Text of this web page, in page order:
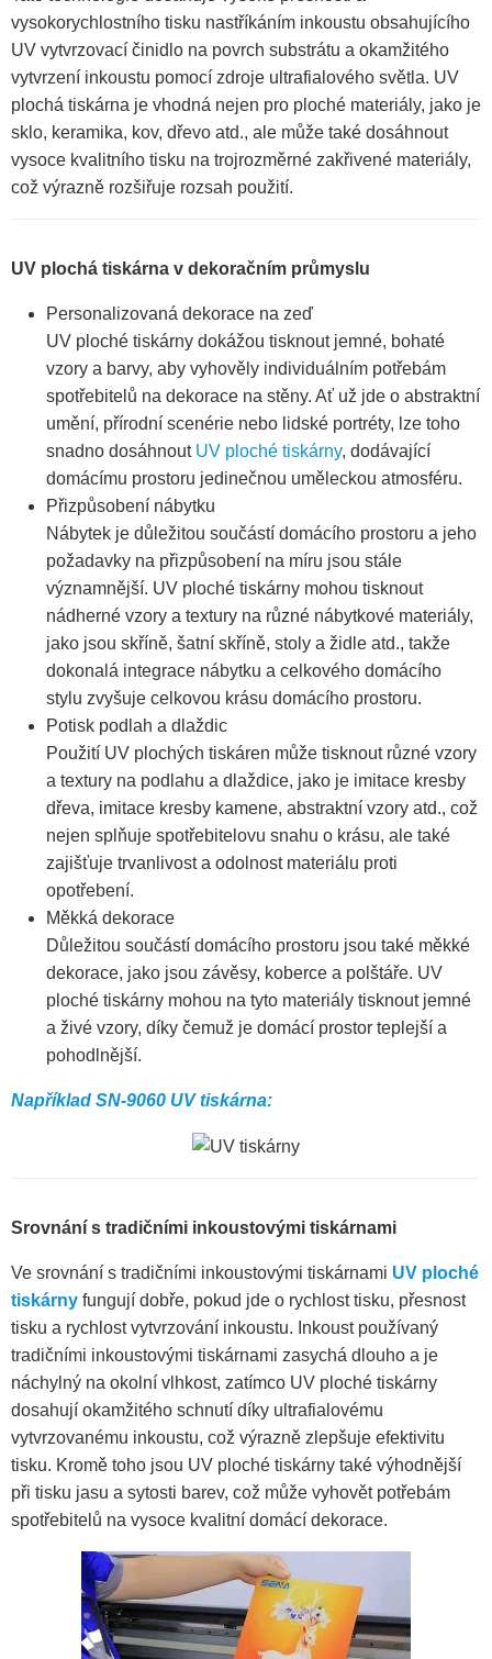
vysokorychlostního tisku nastříkáním inkoustu obsahujícího
UV vytvrzovací činidlo na povrch substrátu a okamžitého
vytvrzení inkoustu pomocí zdroje ultrafialového světla. UV
plochá tiskárna je vhodná nejen pro ploché materiály, jako je
sklo, keramika, kov, dřevo atd., ale může také dosáhnout
vysoce kvalitního tisku na trojrozměrné zakřivené materiály,
což výrazně rozšiřuje rozsah použití.
UV plochá tiskárna v dekoračním průmyslu
Personalizovaná dekorace na zeď
UV ploché tiskárny dokážou tisknout jemné, bohaté
vzory a barvy, aby vyhověly individuálním potřebám
spotřebitelů na dekorace na stěny. Ať už jde o abstraktní
umění, přírodní scenérie nebo lidské portréty, lze toho
snadno dosáhnout UV ploché tiskárny, dodávající
domácímu prostoru jedinečnou uměleckou atmosféru.
Přizpůsobení nábytku
Nábytek je důležitou součástí domácího prostoru a jeho
požadavky na přizpůsobení na míru jsou stále
významnější. UV ploché tiskárny mohou tisknout
nádherné vzory a textury na různé nábytkové materiály,
jako jsou skříně, šatní skříně, stoly a židle atd., takže
dokonalá integrace nábytku a celkového domácího
stylu zvyšuje celkovou krásu domácího prostoru.
Potisk podlah a dlaždic
Použití UV plochých tiskáren může tisknout různé vzory
a textury na podlahu a dlaždice, jako je imitace kresby
dřeva, imitace kresby kamene, abstraktní vzory atd., což
nejen splňuje spotřebitelovu snahu o krásu, ale také
zajišťuje trvanlivost a odolnost materiálu proti
opotřebení.
Měkká dekorace
Důležitou součástí domácího prostoru jsou také měkké
dekorace, jako jsou závěsy, koberce a polštáře. UV
ploché tiskárny mohou na tyto materiály tisknout jemné
a živé vzory, díky čemuž je domácí prostor teplejší a
pohodlnější.
Například SN-9060 UV tiskárna:
Srovnání s tradičními inkoustovými tiskárnami
Ve srovnání s tradičními inkoustovými tiskárnami UV ploché
tiskárny fungují dobře, pokud jde o rychlost tisku, přesnost
tisku a rychlost vytvrzování inkoustu. Inkoust používaný
tradičními inkoustovými tiskárnami zasychá dlouho a je
náchylný na okolní vlhkost, zatímco UV ploché tiskárny
dosahují okamžitého schnutí díky ultrafialovému
vytvrzovanému inkoustu, což výrazně zlepšuje efektivitu
tisku. Kromě toho jsou UV ploché tiskárny také výhodnější
při tisku jasu a sytosti barev, což může vyhovět potřebám
spotřebitelů na vysoce kvalitní domácí dekorace.